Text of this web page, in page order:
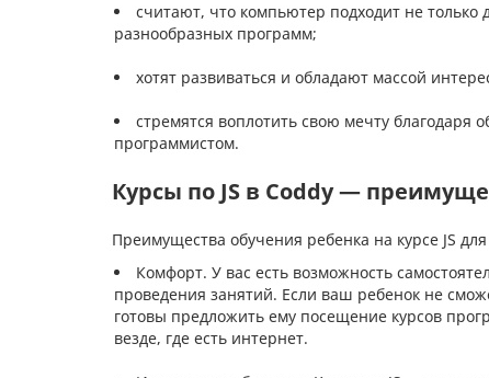
считают, что компьютер подходит не только
разнообразных программ;
хотят развиваться и обладают массой
стремятся воплотить свою мечту
программистом.
Курсы по JS в Coddy —
Преимущества обучения ребенка на курсе JS
Комфорт. У вас есть возможность
проведения занятий. Если ваш ребенок не
готовы предложить ему посещение курсов
везде, где есть интернет.